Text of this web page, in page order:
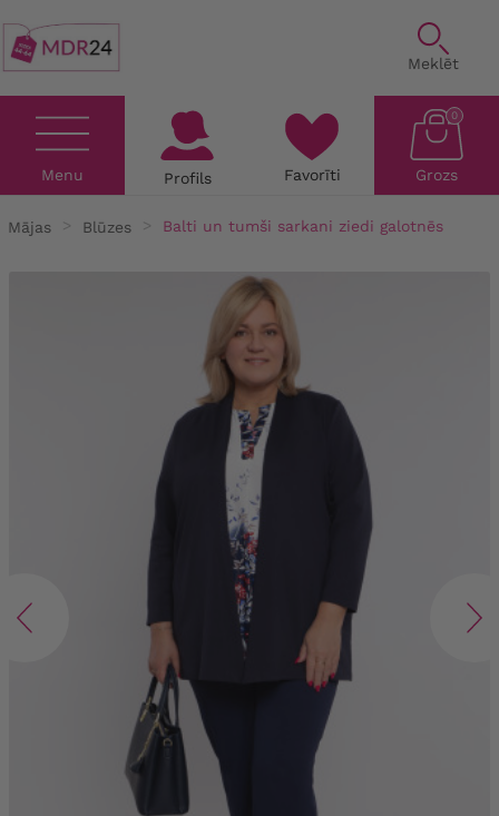
Meklēt
Menu Profils Favorīti Grozs
0
Mājas Blūzes Balti un tumši sarkani ziedi galotnēs